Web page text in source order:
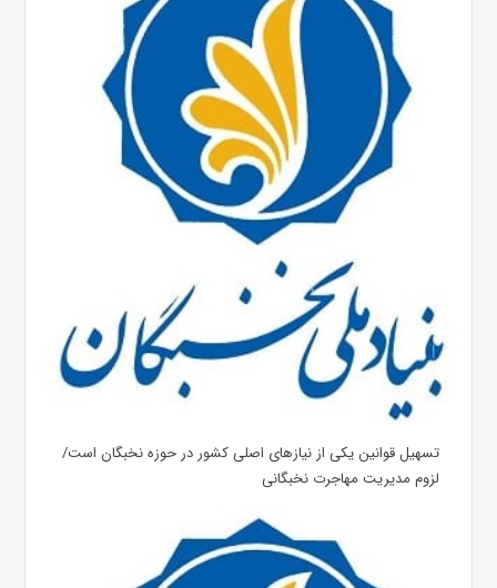
تسهیل قوانین یکی از نیازهای اصلی کشور در حوزه نخبگان است/
لزوم مدیریت مهاجرت نخبگانی